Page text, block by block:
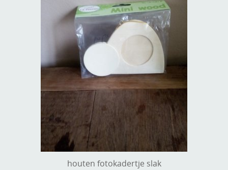
houten fotokadertje slak